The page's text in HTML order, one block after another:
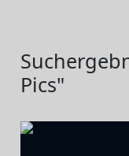
Pics"